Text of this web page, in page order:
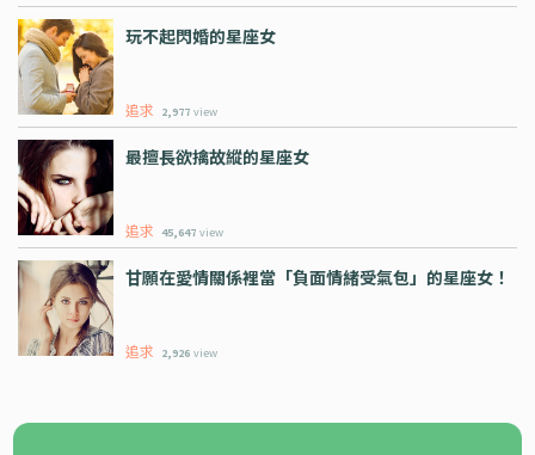
玩不起閃婚的星座女
追求 2,977 view
最擅長欲擒故縱的星座女
追求 45,647 view
甘願在愛情關係裡當「負面情緒受氣包」的星座女！
追求 2,926 view